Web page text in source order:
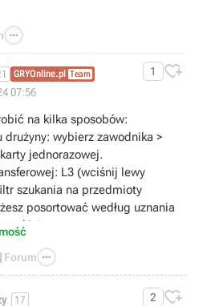

GRYOnline.pl Team
07:56
1 
na kilka sposobów:
drużyny: wybierz zawodnika >
jednorazowej.
L3 (wciśnij lewy
szukania na przedmioty
posortować według uznania
Companion: Klub > jednorazowe.
Forum 
17 2 